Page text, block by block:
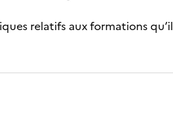
relatifs aux formations